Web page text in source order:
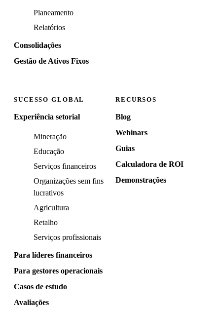
Planeamento
Relatórios
Consolidações
Gestão de Ativos Fixos
SUCESSO GLOBAL
Experiência setorial
Mineração
Educação
Serviços financeiros
Organizações sem fins
lucrativos
Agricultura
Retalho
Serviços profissionais
Para líderes financeiros
Para gestores operacionais
Casos de estudo
Avaliações
RECURSOS
Blog
Webinars
Guias
Calculadora de ROI
Demonstrações